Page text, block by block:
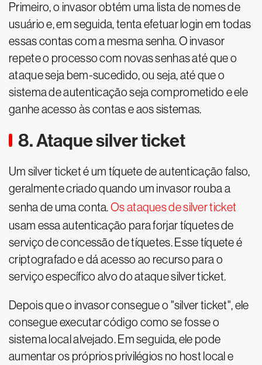
Primeiro, o invasor obtém uma lista de nomes de
usuário e, em seguida, tenta efetuar login em todas
essas contas com a mesma senha. O invasor
repete o processo com novas senhas até que o
ataque seja bem-sucedido, ou seja, até que o
sistema de autenticação seja comprometido e ele
ganhe acesso às contas e aos sistemas.
8. Ataque silver ticket
Um silver ticket é um tíquete de autenticação falso,
geralmente criado quando um invasor rouba a
senha de uma conta.Os ataques de silver ticket
usam essa autenticação para forjar tíquetes de
serviço de concessão de tíquetes. Esse tíquete é
criptografado e dá acesso ao recurso para o
serviço específico alvo do ataque silver ticket.
Depois que o invasor consegue o "silver ticket", ele
consegue executar código como se fosse o
sistema local alvejado. Em seguida, ele pode
aumentar os próprios privilégios no host local e